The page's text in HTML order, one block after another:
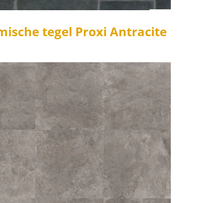
tegel Proxi Antracite